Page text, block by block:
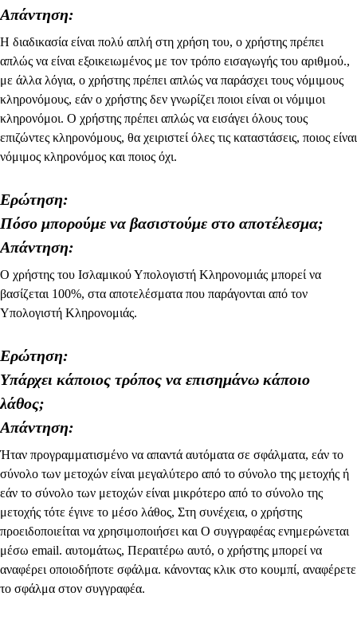
Απάντηση:
Η διαδικασία είναι πολύ απλή στη χρήση του, ο χρήστης πρέπει
απλώς να είναι εξοικειωμένος με τον τρόπο εισαγωγής του αριθμού.,
με άλλα λόγια, ο χρήστης πρέπει απλώς να παράσχει τους νόμιμους
κληρονόμους, εάν ο χρήστης δεν γνωρίζει ποιοι είναι οι νόμιμοι
κληρονόμοι. Ο χρήστης πρέπει απλώς να εισάγει όλους τους
επιζώντες κληρονόμους, θα χειριστεί όλες τις καταστάσεις, ποιος είναι
νόμιμος κληρονόμος και ποιος όχι.
Ερώτηση:
Πόσο μπορούμε να βασιστούμε στο αποτέλεσμα;
Απάντηση:
Ο χρήστης του Ισλαμικού Υπολογιστή Κληρονομιάς μπορεί να
βασίζεται 100%, στα αποτελέσματα που παράγονται από τον
Υπολογιστή Κληρονομιάς.
Ερώτηση:
Υπάρχει κάποιος τρόπος να επισημάνω κάποιο
λάθος;
Απάντηση:
Ήταν προγραμματισμένο να απαντά αυτόματα σε σφάλματα, εάν το
σύνολο των μετοχών είναι μεγαλύτερο από το σύνολο της μετοχής ή
εάν το σύνολο των μετοχών είναι μικρότερο από το σύνολο της
μετοχής τότε έγινε το μέσο λάθος, Στη συνέχεια, ο χρήστης
προειδοποιείται να χρησιμοποιήσει και Ο συγγραφέας ενημερώνεται
μέσω email. αυτομάτως, Περαιτέρω αυτό, ο χρήστης μπορεί να
αναφέρει οποιοδήποτε σφάλμα. κάνοντας κλικ στο κουμπί, αναφέρετε
το σφάλμα στον συγγραφέα.